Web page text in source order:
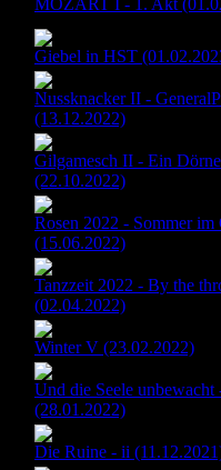
Giebel in HST
Nussknacker II -
(13.12.2022)
Gilgamesch II - Ein
(22.10.2022)
Rosen 2022 - Sommer im
(15.06.2022)
Tanzzeit 2022 - By the
(02.04.2022)
Winter V (23.02.2022)
Und die Seele unbewacht
(28.01.2022)
Die Ruine - ii